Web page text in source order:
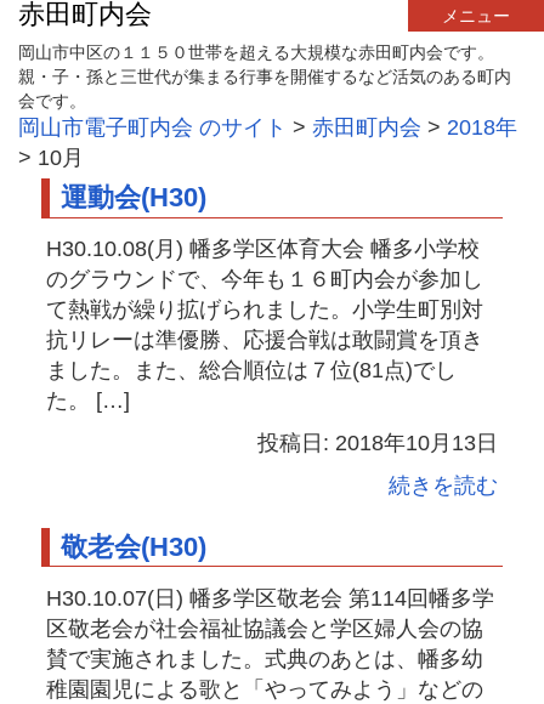
赤田町内会
メニュー
岡山市中区の１１５０世帯を超える大規模な赤田町内会です。
親・子・孫と三世代が集まる行事を開催するなど活気のある町内
会です。
岡山市電子町内会 のサイト > 赤田町内会 > 2018年
> 10月
運動会(H30)
H30.10.08(月) 幡多学区体育大会 幡多小学校
のグラウンドで、今年も１６町内会が参加し
て熱戦が繰り拡げられました。小学生町別対
抗リレーは準優勝、応援合戦は敢闘賞を頂き
ました。また、総合順位は７位(81点)でし
た。 […]
投稿日: 2018年10月13日
続きを読む
敬老会(H30)
H30.10.07(日) 幡多学区敬老会 第114回幡多学
区敬老会が社会福祉協議会と学区婦人会の協
賛で実施されました。式典のあとは、幡多幼
稚園園児による歌と「やってみよう」などの